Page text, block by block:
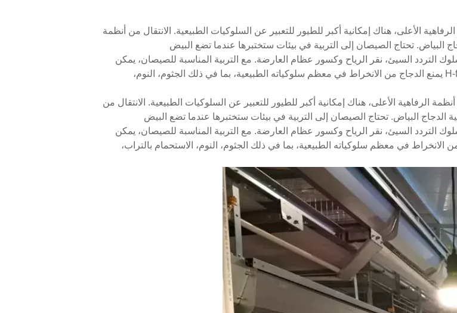
الأعلى، هناك إمكانية أكبر للطيور للتعبير عن السلوكيات الطبيعية. الانتقال من أنظمة
البياض. تحتاج الصيصان إلى التربية في بيئات ستختبرها عندما تضع البيض
التردد السيئ، نقر الرياح وكسور عظام العارضة. مع التربية المناسبة للصيصان، يمكن
أيضًا تحسين رفاهيتها في سن أكبر. نظام أقفاص الصيصان H-frame يمنع الدجاج من الانخراط في معظم سلوكياته الطبيعية، بما في ذلك الجثوم، النوم،
الرفاهية الأعلى، هناك إمكانية أكبر للطيور للتعبير عن السلوكيات الطبيعية. الانتقال من
الدجاج البياض. تحتاج الصيصان إلى التربية في بيئات ستختبرها عندما تضع البيض
التردد السيئ، نقر الرياح وكسور عظام العارضة. مع التربية المناسبة للصيصان، يمكن
في معظم سلوكياته الطبيعية، بما في ذلك الجثوم، النوم، الاستحمام بالتراب،